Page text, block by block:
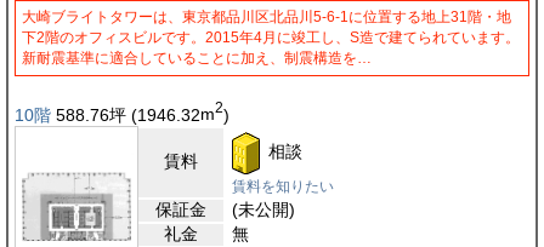
大崎ブライトタワーは、東京都品川区北品川5-6-1に位置する地上31階・地
下2階のオフィスビルです。2015年4月に竣工し、S造で建てられています。
新耐震基準に適合していることに加え、制震構造を…
10階 588.76坪 (1946.32m2)
賃料 相談
賃料を知りたい
保証金
(未公開)
礼金
無